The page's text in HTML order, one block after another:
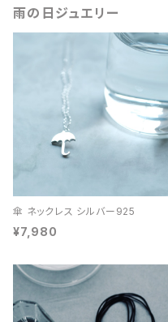
雨の日ジュエリー
傘 ネックレス シルバー925
¥7,980